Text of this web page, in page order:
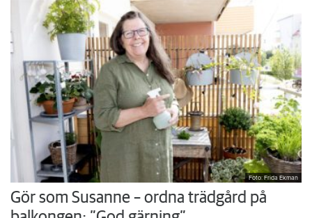
Foto: Frida Ekman
Gör som Susanne – ordna trädgård på